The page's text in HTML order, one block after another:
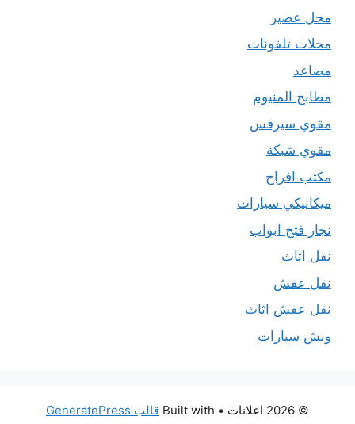
محل عصير
محلات تلفونات
مصاعد
مطابخ المنيوم
مقوي سيرفس
مقوي شبكة
مكتب افراح
ميكانيكي سيارات
نجار فتح ابواب
نقل اثاث
نقل عفش
نقل عفش اثاث
ونش سيارات
© 2026 اعلانات • Built with قالب GeneratePress